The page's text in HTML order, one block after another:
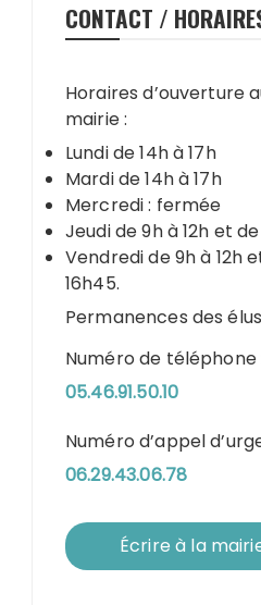
CONTACT /
Horaires d’ouverture
mairie :
Lundi de 14h à 17h
Mardi de 14h à 17h
Mercredi : fermée
Jeudi de 9h à 12h et de
Vendredi de 9h à 12h
16h45.
Permanences des
Numéro de téléphone
05.46.91.50.10
Numéro d’appel
06.29.43.06.78
Écrire à la